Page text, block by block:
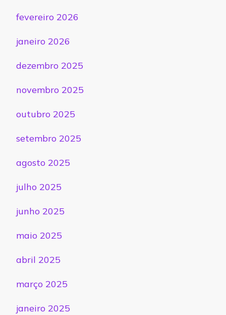
fevereiro 2026
janeiro 2026
dezembro 2025
novembro 2025
outubro 2025
setembro 2025
agosto 2025
julho 2025
junho 2025
maio 2025
abril 2025
março 2025
janeiro 2025